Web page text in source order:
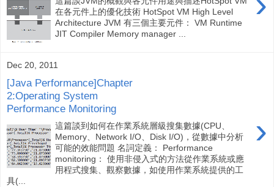
在各元件上的優化技術 HotSpot VM High Level
Architecture JVM 有三個主要元件： VM Runtime
JIT Compiler Memory manager ...
Dec 20, 2011
[Java Performance]Chapter
2:Operating System
Performance Monitoring
›
這篇談到如何在作業系統層級搜集數據(CPU、
Memory、Network I/O、Disk I/O)，從數據中分析
可能的效能問題 名詞定義： Performance
monitoring： 使用非侵入式的方法從作業系統或應
用程式搜集、觀察數據，如使用作業系統提供的工
具(...